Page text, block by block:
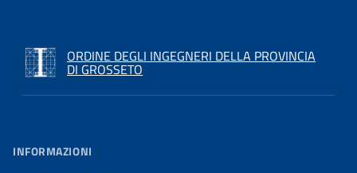
ORDINE DEGLI INGEGNERI DELLA PROVINCIA
DI GROSSETO
INFORMAZIONI